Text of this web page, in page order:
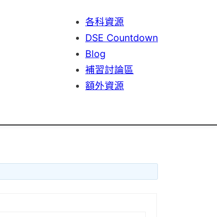
各科資源
DSE Countdown
Blog
補習討論區
額外資源